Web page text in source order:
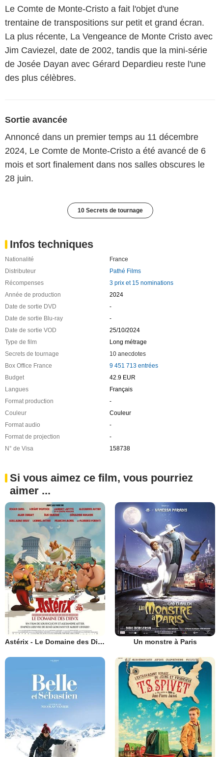
Le Comte de Monte-Cristo a fait l'objet d'une
trentaine de transpositions sur petit et grand écran.
La plus récente, La Vengeance de Monte Cristo avec
Jim Caviezel, date de 2002, tandis que la mini-série
de Josée Dayan avec Gérard Depardieu reste l'une
des plus célèbres.
Sortie avancée
Annoncé dans un premier temps au 11 décembre
2024, Le Comte de Monte-Cristo a été avancé de 6
mois et sort finalement dans nos salles obscures le
28 juin.
10 Secrets de tournage
Infos techniques
Nationalité
France
Distributeur
Pathé Films
Récompenses
3 prix et 15 nominations
Année de production
2024
Date de sortie DVD
-
Date de sortie Blu-ray
-
Date de sortie VOD
25/10/2024
Type de film
Long métrage
Secrets de tournage
10 anecdotes
Box Office France
9 451 713 entrées
Budget
42.9 EUR
Langues
Français
Format production
-
Couleur
Couleur
Format audio
-
Format de projection
-
N° de Visa
158738
Si vous aimez ce film, vous pourriez
aimer ...
Astérix - Le Domaine des Dieux Un monstre à Paris